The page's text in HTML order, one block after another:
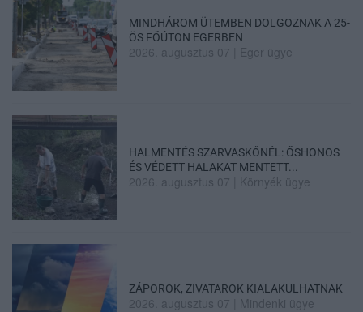
MINDHÁROM ÜTEMBEN DOLGOZNAK A 25-
ÖS FŐÚTON EGERBEN
2026. augusztus 07 Eger ügye
HALMENTÉS SZARVASKŐNÉL: ŐSHONOS
ÉS VÉDETT HALAKAT MENTETT...
2026. augusztus 07 Környék ügye
ZÁPOROK, ZIVATAROK KIALAKULHATNAK
2026. augusztus 07 Mindenki ügye